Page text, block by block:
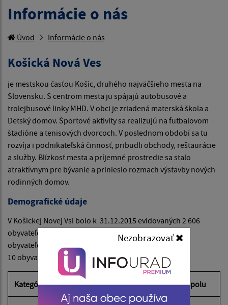
Informácie o nás
Úvod Informácie o nás
Košická Nová Ves
je mestskou časťou Košíc, druhého najväčšieho mesta na
Slovensku. S centrom mesta ju spájajú autobusové a
trolejbusové linky MHD. V obci je zriadená materská škola a
Detský domov. Športové aktivity sa realizujú na futbalovom
štadióne a tenisových dvorcoch. V poslednom období sa tu
rozvíja i podnikateľská činnosť, pribudli obchody, reštaurácie
a služby. Blízkosť mesta a príjemné prostredie sa stalo
atraktívnym pre bývanie a prinieslo rozmach výstavby nových
rodinných domov.
Demografické údaje
V Košickej Novej Vsi bolo k 31.12.2015 evidovaných 2 606
obyvateľov, pre porovnanie k 31.12.2014 to bolo 2 616
obyvateľov, čo predstavovalo medziročný úbytok
10 obyvateľov.
Kategória Muži Ženy Spolu
Nezobrazovať